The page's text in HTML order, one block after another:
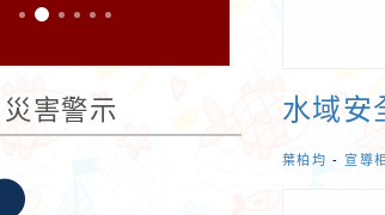
災害警示 水域安
葉柏均 -宣導